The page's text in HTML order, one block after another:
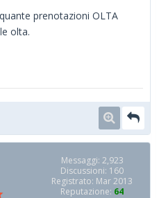
prenotazioni OLTA
olta.
Messaggi: 2,923
Discussioni: 160
Registrato: Mar 2013
Reputazione: 64